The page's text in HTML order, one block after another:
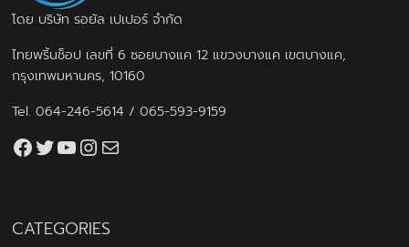
โดย บริษัท รอยัล เปเปอร์ จำกัด
ไทยพริ้นช็อป เลขที่ 6 ซอยบางแค 12 แขวงบางแค เขตบางแค,
กรุงเทพมหานคร, 10160
Tel.064-246-5614 /065-593-9159
Facebook
Twitter
YouTube
Instagram
thaiprintshop.aw@gmail.com
CATEGORIES